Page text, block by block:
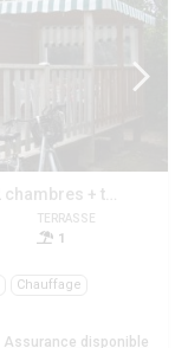
(Mobil-home Confort 28m² - 2 chambres + terrasse couverte + TV)
TERRASSE
1
Chauffage
Assurance disponible